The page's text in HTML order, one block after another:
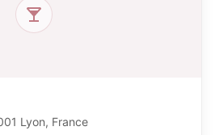
Lyon, France